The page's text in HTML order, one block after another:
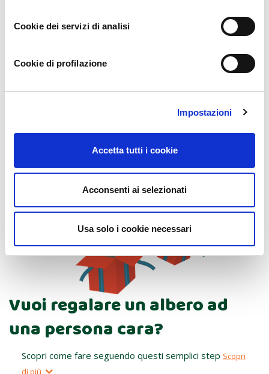
Cookie dei servizi di analisi
Cookie di profilazione
Impostazioni
Accetta tutti i cookie
Acconsenti ai selezionati
Usa solo i cookie necessari
Alberi adottati
Vuoi regalare un albero ad
una persona cara?
Scopri come fare seguendo questi semplici step Scopri
di più